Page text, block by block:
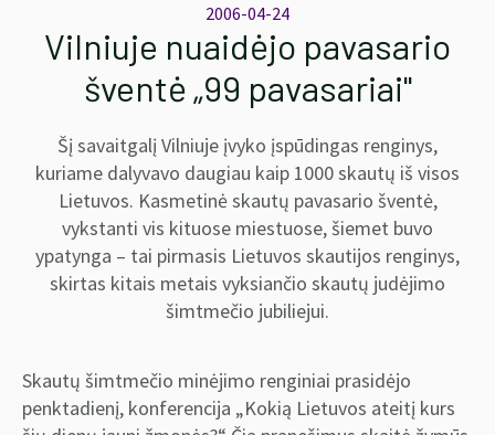
2006-04-24
Vilniuje nuaidėjo pavasario
šventė „99 pavasariai"
Šį savaitgalį Vilniuje įvyko įspūdingas renginys,
kuriame dalyvavo daugiau kaip 1000 skautų iš visos
Lietuvos. Kasmetinė skautų pavasario šventė,
vykstanti vis kituose miestuose, šiemet buvo
ypatynga – tai pirmasis Lietuvos skautijos renginys,
skirtas kitais metais vyksiančio skautų judėjimo
šimtmečio jubiliejui.
Skautų šimtmečio minėjimo renginiai prasidėjo
penktadienį, konferencija „Kokią Lietuvos ateitį kurs